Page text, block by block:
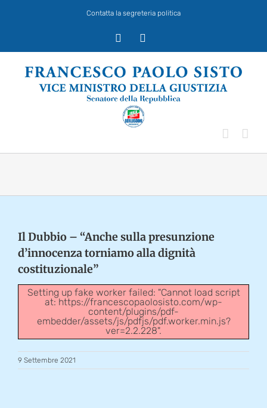
Contatta la segreteria politica
Il Dubbio – “Anche sulla presunzione
d’innocenza torniamo alla dignità
costituzionale”
Setting up fake worker failed: "Cannot load script
at: https://francescopaolosisto.com/wp-
content/plugins/pdf-
embedder/assets/js/pdfjs/pdf.worker.min.js?
ver=2.2.228".
9 Settembre 2021